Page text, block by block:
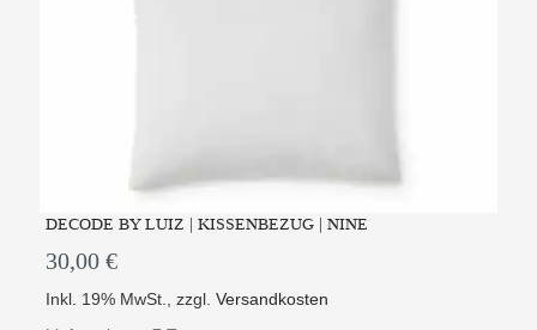
DECODE BY LUIZ | KISSENBEZUG | NINE
30,00 €
Inkl. 19% MwSt.,zzgl.Versandkosten